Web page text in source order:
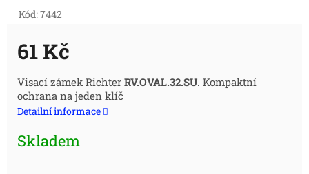
Kód:7442
61 Kč
Měrná
cena:
Visací zámek Richter RV.OVAL.32.SU. Kompaktní
ochrana na jeden klíč
Detailní informace
Skladem